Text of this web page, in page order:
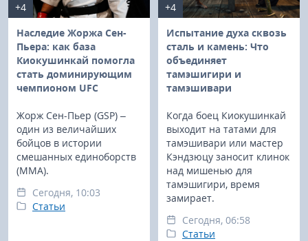
+4
Наследие Жоржа Сен-
Пьера: как база
Киокушинкай помогла
стать доминирующим
чемпионом UFC
Жорж Сен-Пьер (GSP) –
один из величайших
бойцов в истории
смешанных единоборств
(ММА).
Сегодня, 10:03
Статьи
+4
Испытание духа сквозь
сталь и камень: Что
объединяет
тамэшигири и
тамэшивари
Когда боец Киокушинкай
выходит на татами для
тамэшивари или мастер
Кэндзюцу заносит клинок
над мишенью для
тамэшигири, время
замирает.
Сегодня, 06:58
Статьи